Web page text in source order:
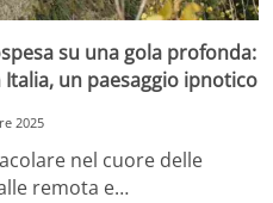
su una gola profonda:
un paesaggio ipnotico
2025
nel cuore delle
remota e…